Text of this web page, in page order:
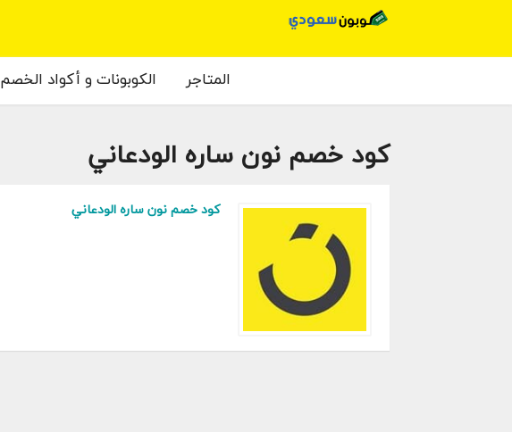
المتاجر الكوبونات و أكواد الخصم
كود خصم نون ساره الودعاني
كود خصم نون ساره الودعاني